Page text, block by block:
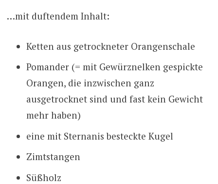
…mit duftendem Inhalt:
Ketten aus getrockneter Orangenschale
Pomander (= mit Gewürznelken gespickte
Orangen, die inzwischen ganz
ausgetrocknet sind und fast kein Gewicht
mehr haben)
eine mit Sternanis besteckte Kugel
Zimtstangen
Süßholz